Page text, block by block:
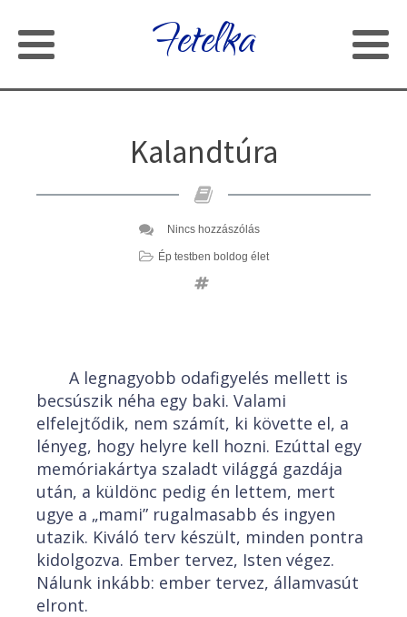
Fetelka
Kalandtúra
Nincs hozzászólás
Ép testben boldog élet
A legnagyobb odafigyelés mellett is
becsúszik néha egy baki. Valami
elfelejtődik, nem számít, ki követte el, a
lényeg, hogy helyre kell hozni. Ezúttal egy
memóriakártya szaladt világgá gazdája
után, a küldönc pedig én lettem, mert
ugye a „mami” rugalmasabb és ingyen
utazik. Kiváló terv készült, minden pontra
kidolgozva. Ember tervez, Isten végez.
Nálunk inkább: ember tervez, államvasút
elront.